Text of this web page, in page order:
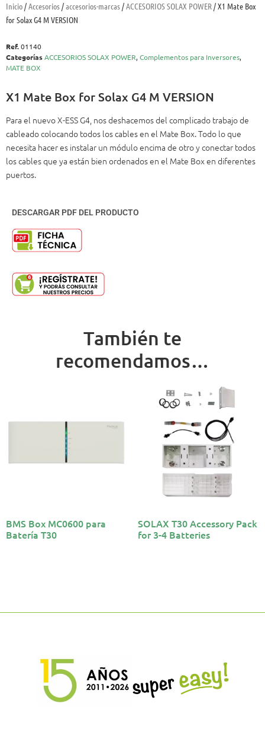
Inicio/Accesorios/accesorios-marcas/ACCESORIOS SOLAX POWER/ X1 Mate Box
for Solax G4 M VERSION
Ref.01140
CategoríasACCESORIOS SOLAX POWER,Complementos para Inversores,
MATE BOX
X1 Mate Box for Solax G4 M VERSION
Para el nuevo X-ESS G4, nos deshacemos del complicado trabajo de
cableado colocando todos los cables en el Mate Box. Todo lo que
necesita hacer es instalar un módulo encima de otro y conectar todos
los cables que ya están bien ordenados en el Mate Box en diferentes
puertos.
DESCARGAR PDF DEL PRODUCTO
También te
recomendamos…
BMS Box MC0600 para
Batería T30
SOLAX T30 Accessory Pack
for 3-4 Batteries